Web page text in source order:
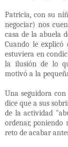
Patricia, con su
negociar) nos
casa de la abuela
Cuando le
estuviera en
la ilusión de lo
motivó a la
Una seguidora
dice que a sus
de la actividad
ordenar, poniendo
reto de acabar